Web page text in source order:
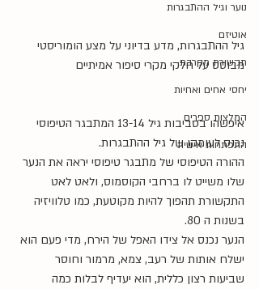
נוער וגיל ההתבגרות
אוטיזם
תקשורת מקרבת
יחסי אחים ואחיות
המלצות ספרים
התפתחות אישית
גיל ההתבגרות, מדע בדיוני על מצע הומוריסטי
מבוסס על חלקי מקרי סיפור אמיתיים
איפשהו בסביבות גיל 13-14 המתבגר הטיפוסי
נכנס לעומקו של גיל ההתבגרות.
ההורה הטיפוסי של מתבגר טיפוסי יראה את הנער
שלו משייט לו ברחבי הקוסמוס, ולאט לאט
התקשורת תהפוך להיות מקוטעת, כמו טלוויזיה
בשנות ה 80.
הנער נכנס אל צידו האפל של הירח, מדי פעם הוא
ישלח אותות של רעב, צמא, מרמור וחוסר
שביעות רצון כללית, הוא יעדיף לבלות כמה